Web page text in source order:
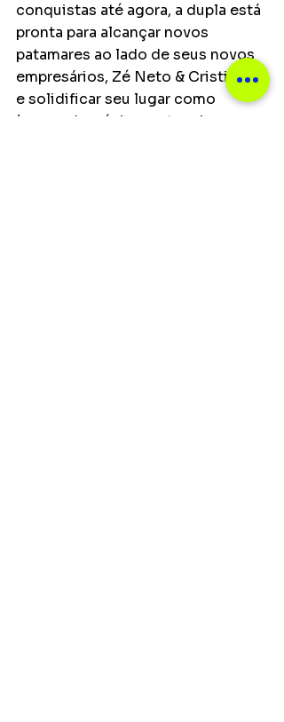
conquistas até agora, a dupla está
pronta para alcançar novos
patamares ao lado de seus novos
empresários, Zé Neto & Cristiano,
e solidificar seu lugar como
ícones da música sertaneja